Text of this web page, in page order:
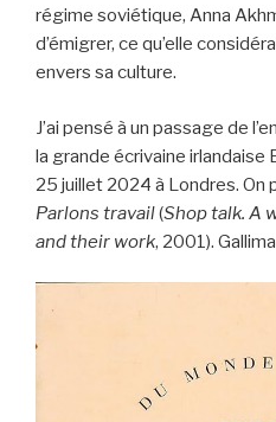
régime soviétique, Anna
d’émigrer, ce qu’elle
envers sa culture.
J’ai pensé à un passage de
la grande écrivaine irlandaise
25 juillet 2024 à Londres.
Parlons travail(Shop talk. A
and their work, 2001).